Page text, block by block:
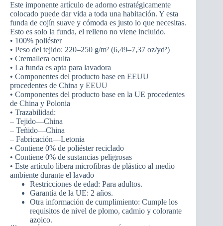
Este imponente artículo de adorno estratégicamente
colocado puede dar vida a toda una habitación. Y esta
funda de cojín suave y cómoda es justo lo que necesitas.
Esto es solo la funda, el relleno no viene incluido.
• 100% poliéster
• Peso del tejido: 220–250 g/m² (6,49–7,37 oz/yd²)
• Cremallera oculta
• La funda es apta para lavadora
• Componentes del producto base en EEUU
procedentes de China y EEUU
• Componentes del producto base en la UE procedentes
de China y Polonia
• Trazabilidad:
– Tejido—China
– Teñido—China
– Fabricación—Letonia
• Contiene 0% de poliéster reciclado
• Contiene 0% de sustancias peligrosas
• Este artículo libera microfibras de plástico al medio
ambiente durante el lavado
Restricciones de edad: Para adultos.
Garantía de la UE: 2 años.
Otra información de cumplimiento: Cumple los
requisitos de nivel de plomo, cadmio y colorante
azoico.